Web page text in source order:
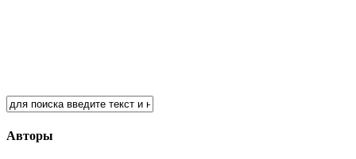
Авторы